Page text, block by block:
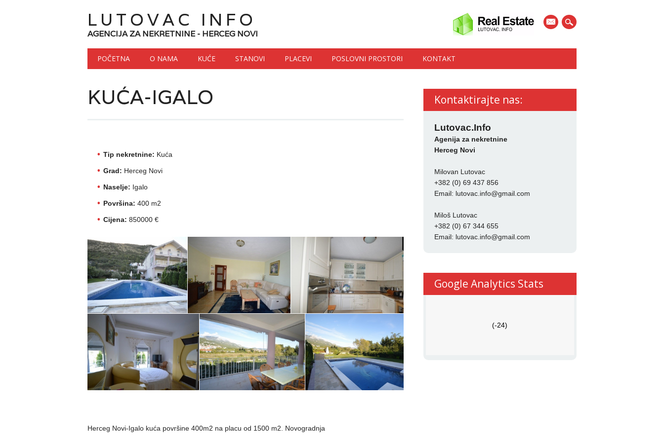
mail
LUTOVAC INFO
AGENCIJA ZA NEKRETNINE - HERCEG NOVI
Main menu
Skip to content
POČETNA O NAMA KUĆE STANOVI PLACEVI POSLOVNI PROSTORI KONTAKT
KUĆA-IGALO
Tip nekretnine: Kuća
Grad: Herceg Novi
Naselje: Igalo
Površina: 400 m2
Cijena: 850000 €
Herceg Novi-Igalo kuća površine 400m2 na placu od 1500 m2. Novogradnja
Kontaktirajte nas:
Lutovac.Info
Agenija za nekretnine
Herceg Novi
Milovan Lutovac
+382 (0) 69 437 856
Email: lutovac.info@gmail.com
Miloš Lutovac
+382 (0) 67 344 655
Email: lutovac.info@gmail.com
Google Analytics Stats
(-24)